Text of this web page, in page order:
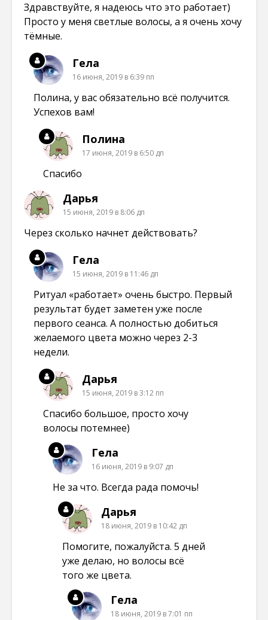
Здравствуйте, я надеюсь что это работает)
Просто у меня светлые волосы, а я очень хочу
тёмные.
Гела
16 июня, 2019 в 6:39 пп
Полина, у вас обязательно всё получится.
Успехов вам!
Полина
17 июня, 2019 в 6:50 дп
Спасибо
Дарья
15 июня, 2019 в 8:06 дп
Через сколько начнет действовать?
Гела
15 июня, 2019 в 11:46 дп
Ритуал «работает» очень быстро. Первый
результат будет заметен уже после
первого сеанса. А полностью добиться
желаемого цвета можно через 2-3
недели.
Дарья
15 июня, 2019 в 3:12 пп
Спасибо большое, просто хочу
волосы потемнее)
Гела
16 июня, 2019 в 9:07 дп
Не за что. Всегда рада помочь!
Дарья
18 июня, 2019 в 10:42 дп
Помогите, пожалуйста. 5 дней
уже делаю, но волосы всё
того же цвета.
Гела
18 июня, 2019 в 7:01 пп